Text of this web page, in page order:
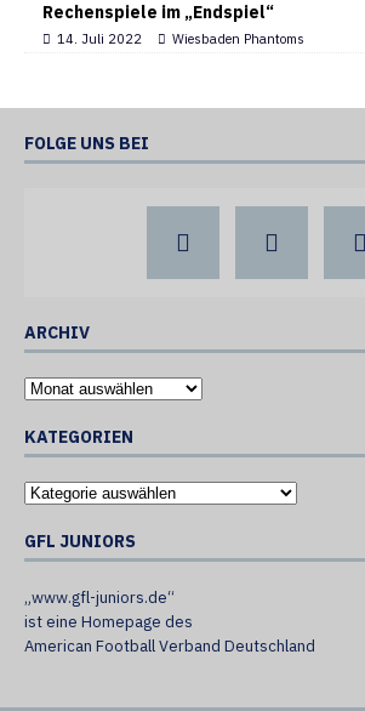
Rechenspiele im „Endspiel“
14. Juli 2022 Wiesbaden Phantoms
FOLGE UNS BEI
ARCHIV
KATEGORIEN
GFL JUNIORS
„www.gfl-juniors.de“
ist eine Homepage des
American Football Verband Deutschland